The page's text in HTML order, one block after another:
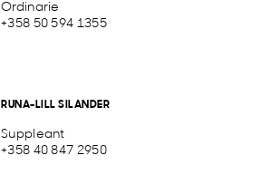
Ordinarie
+358 50 594 1355
RUNA-LILL SILANDER
Suppleant
+358 40 847 2950